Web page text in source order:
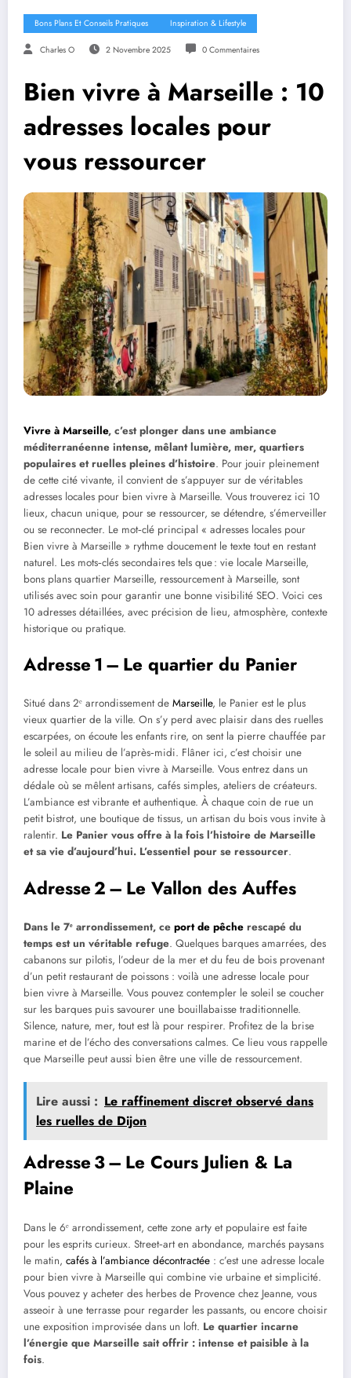
Bons Plans Et Conseils Pratiques Inspiration & Lifestyle
Charles O 2 Novembre 2025 0 Commentaires
Bien vivre à Marseille : 10
adresses locales pour
vous ressourcer
Vivre à Marseille, c’est plonger dans une ambiance
méditerranéenne intense, mêlant lumière, mer, quartiers
populaires et ruelles pleines d’histoire. Pour jouir pleinement
de cette cité vivante, il convient de s’appuyer sur de véritables
adresses locales pour bien vivre à Marseille. Vous trouverez ici 10
lieux, chacun unique, pour se ressourcer, se détendre, s’émerveiller
ou se reconnecter. Le mot‑clé principal « adresses locales pour
Bien vivre à Marseille » rythme doucement le texte tout en restant
naturel. Les mots‑clés secondaires tels que : vie locale Marseille,
bons plans quartier Marseille, ressourcement à Marseille, sont
utilisés avec soin pour garantir une bonne visibilité SEO. Voici ces
10 adresses détaillées, avec précision de lieu, atmosphère, contexte
historique ou pratique.
Adresse 1 – Le quartier du Panier
Situé dans 2ᵉ arrondissement de Marseille, le Panier est le plus
vieux quartier de la ville. On s’y perd avec plaisir dans des ruelles
escarpées, on écoute les enfants rire, on sent la pierre chauffée par
le soleil au milieu de l’après‑midi. Flâner ici, c’est choisir une
adresse locale pour bien vivre à Marseille. Vous entrez dans un
dédale où se mêlent artisans, cafés simples, ateliers de créateurs.
L’ambiance est vibrante et authentique. À chaque coin de rue un
petit bistrot, une boutique de tissus, un artisan du bois vous invite à
ralentir. Le Panier vous offre à la fois l’histoire de Marseille
et sa vie d’aujourd’hui. L’essentiel pour se ressourcer.
Adresse 2 – Le Vallon des Auffes
Dans le 7ᵉ arrondissement, ce port de pêche rescapé du
temps est un véritable refuge. Quelques barques amarrées, des
cabanons sur pilotis, l’odeur de la mer et du feu de bois provenant
d’un petit restaurant de poissons : voilà une adresse locale pour
bien vivre à Marseille. Vous pouvez contempler le soleil se coucher
sur les barques puis savourer une bouillabaisse traditionnelle.
Silence, nature, mer, tout est là pour respirer. Profitez de la brise
marine et de l’écho des conversations calmes. Ce lieu vous rappelle
que Marseille peut aussi bien être une ville de ressourcement.
Lire aussi : Le raffinement discret observé dans
les ruelles de Dijon
Adresse 3 – Le Cours Julien & La
Plaine
Dans le 6ᵉ arrondissement, cette zone arty et populaire est faite
pour les esprits curieux. Street‑art en abondance, marchés paysans
le matin, cafés à l’ambiance décontractée : c’est une adresse locale
pour bien vivre à Marseille qui combine vie urbaine et simplicité.
Vous pouvez y acheter des herbes de Provence chez Jeanne, vous
asseoir à une terrasse pour regarder les passants, ou encore choisir
une exposition improvisée dans un loft. Le quartier incarne
l’énergie que Marseille sait offrir : intense et paisible à la
fois.